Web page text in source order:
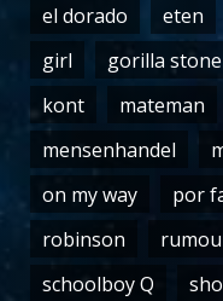
el dorado
eten
girl
gorilla stone
kont
mateman
mensenhandel
on my way
por
robinson
schoolboy Q